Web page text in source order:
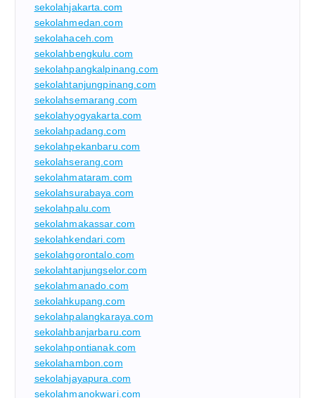
sekolahjakarta.com
sekolahmedan.com
sekolahaceh.com
sekolahbengkulu.com
sekolahpangkalpinang.com
sekolahtanjungpinang.com
sekolahsemarang.com
sekolahyogyakarta.com
sekolahpadang.com
sekolahpekanbaru.com
sekolahserang.com
sekolahmataram.com
sekolahsurabaya.com
sekolahpalu.com
sekolahmakassar.com
sekolahkendari.com
sekolahgorontalo.com
sekolahtanjungselor.com
sekolahmanado.com
sekolahkupang.com
sekolahpalangkaraya.com
sekolahbanjarbaru.com
sekolahpontianak.com
sekolahambon.com
sekolahjayapura.com
sekolahmanokwari.com